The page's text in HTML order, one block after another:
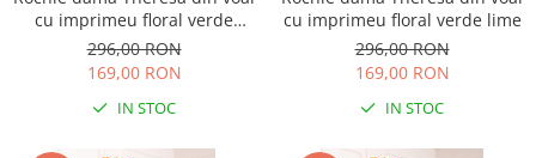
cu imprimeu floral verde
salvie
296,00 RON
169,00 RON
IN STOC
cu imprimeu floral verde lime
296,00 RON
169,00 RON
IN STOC